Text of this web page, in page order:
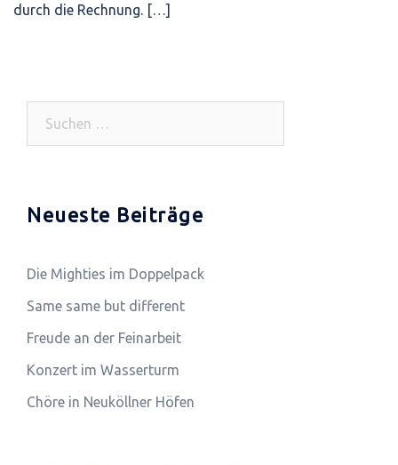
durch die Rechnung. […]
Neueste Beiträge
Die Mighties im Doppelpack
Same same but different
Freude an der Feinarbeit
Konzert im Wasserturm
Chöre in Neuköllner Höfen